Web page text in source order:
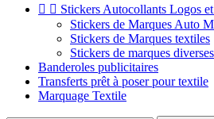
  Stickers Autocollants Logos
Stickers de Marques Auto
Stickers de Marques textiles
Stickers de marques diverses
Banderoles publicitaires
Transferts prêt à poser pour textile
Marquage Textile